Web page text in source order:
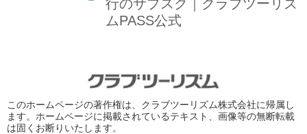
行のサブスク｜クラブツーリズ
ムPASS公式
このホームページの著作権は、クラブツーリズム株式会社に帰属し
ます。ホームページに掲載されているテキスト、画像等の無断転載
は固くお断りいたします。